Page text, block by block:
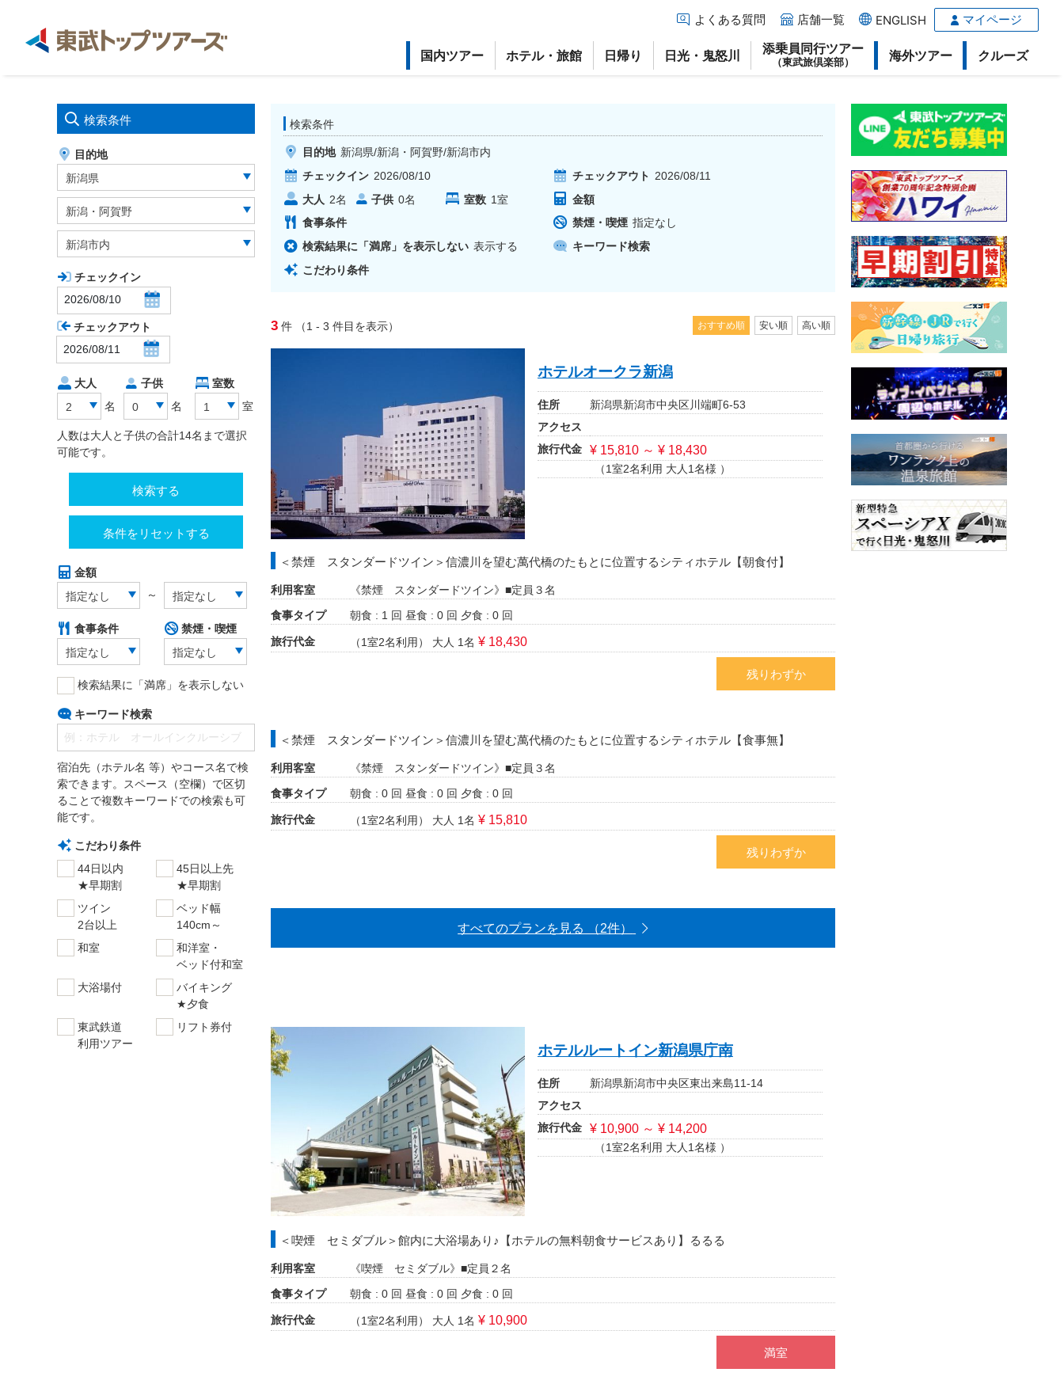
よくある質問 店舗一覧 ENGLISH マイページ
国内ツアー ホテル・旅館 日帰り 日光・鬼怒川 添乗員同行ツアー
（東武旅倶楽部） 海外ツアー クルーズ
検索条件
目的地
新潟県
新潟・阿賀野
新潟市内
チェックイン
チェックアウト
大人
2
名
子供
0
名
室数
1
室
人数は大人と子供の合計14名まで選択
可能です。
検索する
条件をリセットする
金額
指定なし
～ 指定なし
食事条件
指定なし
禁煙・喫煙
指定なし
検索結果に「満席」を表示しない
キーワード検索
宿泊先（ホテル名 等）やコース名で検
索できます。スペース（空欄）で区切
ることで複数キーワードでの検索も可
能です。
こだわり条件
44日以内
★早期割
45日以上先
★早期割
ツイン
2台以上
ベッド幅
140cm～
和室
和洋室・
ベッド付和室
大浴場付
バイキング
★夕食
東武鉄道
利用ツアー
リフト券付
検索条件
目的地 新潟県/新潟・阿賀野/新潟市内
チェックイン 2026/08/10 チェックアウト 2026/08/11
大人 2名 子供 0名 室数 1室
金額
食事条件
禁煙・喫煙 指定なし
検索結果に「満席」を表示しない 表示する
キーワード検索
こだわり条件
3 件 （1 - 3 件目を表示） おすすめ順 安い順 高い順
ホテルオークラ新潟
住所
新潟県新潟市中央区川端町6-53
アクセス
旅行代金
¥ 15,810 ～ ¥ 18,430
（1室2名利用 大人1名様 ）
＜禁煙 スタンダードツイン＞信濃川を望む萬代橋のたもとに位置するシティホテル【朝食付】
利用客室
《禁煙 スタンダードツイン》■定員３名
食事タイプ
朝食 : 1 回 昼食 : 0 回 夕食 : 0 回
旅行代金 （1室2名利用） 大人 1名 ¥ 18,430
残りわずか
＜禁煙 スタンダードツイン＞信濃川を望む萬代橋のたもとに位置するシティホテル【食事無】
利用客室
《禁煙 スタンダードツイン》■定員３名
食事タイプ
朝食 : 0 回 昼食 : 0 回 夕食 : 0 回
旅行代金 （1室2名利用） 大人 1名 ¥ 15,810
残りわずか
すべてのプランを見る （2件）
ホテルルートイン新潟県庁南
住所
新潟県新潟市中央区東出来島11-14
アクセス
旅行代金
¥ 10,900 ～ ¥ 14,200
（1室2名利用 大人1名様 ）
＜喫煙 セミダブル＞館内に大浴場あり♪【ホテルの無料朝食サービスあり】るるる
利用客室
《喫煙 セミダブル》■定員２名
食事タイプ
朝食 : 0 回 昼食 : 0 回 夕食 : 0 回
旅行代金 （1室2名利用） 大人 1名 ¥ 10,900
満室